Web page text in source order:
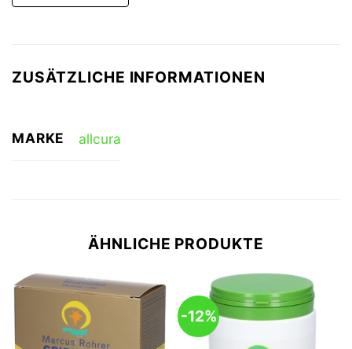
ZUSÄTZLICHE INFORMATIONEN
MARKE allcura
ÄHNLICHE PRODUKTE
-12%